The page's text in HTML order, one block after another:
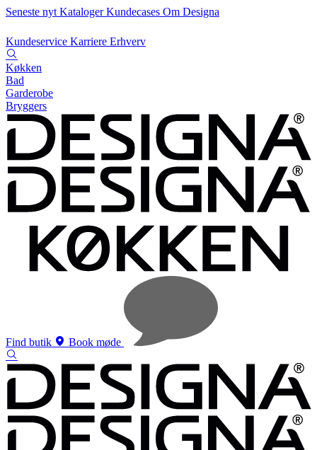
Seneste nyt KatalogerKundecases Om Designa
Kundeservice Karriere Erhverv
Køkken
Bad
Garderobe
Bryggers
Find butik Book møde